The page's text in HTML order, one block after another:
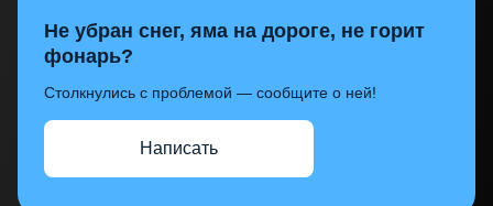
Не убран снег, яма на дороге, не горит
фонарь?
Столкнулись с проблемой — сообщите о ней!
Написать